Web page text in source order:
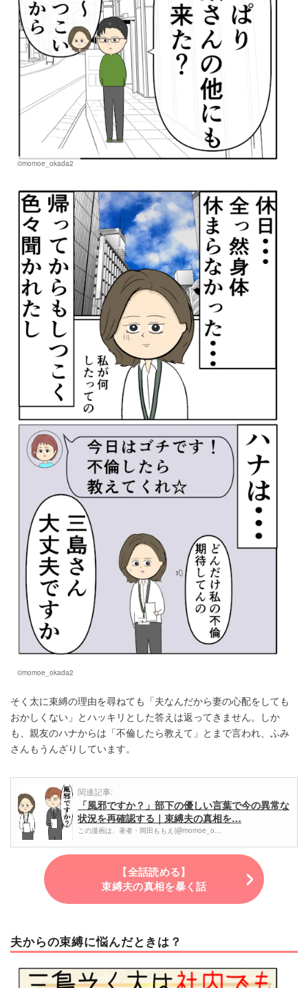
©momoe_okada2
©momoe_okada2
そく太に束縛の理由を尋ねても「夫なんだから妻の心配をしても
おかしくない」とハッキリとした答えは返ってきません。しか
も、親友のハナからは「不倫したら教えて」とまで言われ、ふみ
さんもうんざりしています。
関連記事:
「風邪ですか？」部下の優しい言葉で今の異常な
状況を再確認する｜束縛夫の真相を…
この漫画は、著者・岡田ももえ(@momoe_o…
【全話読める】
束縛夫の真相を暴く話
夫からの束縛に悩んだときは？